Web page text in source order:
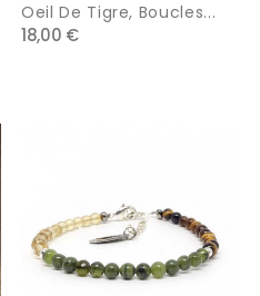
Oeil De Tigre, Boucles...
18,00 €